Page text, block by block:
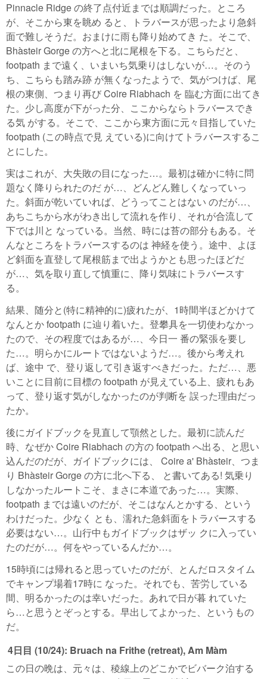
Pinnacle Ridge の終了点付近までは順調だった。ところ
が、そこから東を眺め ると、トラバースが思ったより急斜
面で難しそうだ。おまけに雨も降り始めてき た。そこで、
Bhàsteir Gorge の方へと北に尾根を下る。こちらだと、
footpath まで遠く、いまいち気乗りはしないが…。そのう
ち、こちらも踏み跡 が無くなったようで、気がつけば、尾
根の東側、つまり再び Coire Riabhach を 臨む方面に出てき
た。少し高度が下がった分、ここからならトラバースでき
る気 がする。そこで、ここから東方面に元々目指していた
footpath (この時点で見 えている)に向けてトラバースするこ
とにした。
実はこれが、大失敗の目になった…。最初は確かに特に問
題なく降りられたのだ が…、どんどん難しくなっていっ
た。斜面が乾いていれば、どうってことはない のだが…、
あちこちから水がわき出して流れを作り、それが合流して
下では川と なっている。当然、時には苔の部分もある。そ
んなところをトラバースするのは 神経を使う。途中、よほ
ど斜面を直登して尾根筋まで出ようかとも思ったほどだ
が…、気を取り直して慎重に、降り気味にトラバースす
る。
結果、随分と(特に精神的に)疲れたが、1時間半ほどかけて
なんとか footpath に辿り着いた。登攀具を一切使わなかっ
たので、その程度ではあるが…、今日一 番の緊張を要し
た…。明らかにルートではないようだ…。後から考えれ
ば、途中 で、登り返して引き返すべきだった。ただ…、悪
いことに目前に目標の footpath が見えている上、疲れもあ
って、登り返す気がしなかったのが判断を 誤った理由だっ
たか。
後にガイドブックを見直して顎然とした。最初に読んだ
時、なぜか Coire Riabhach の方の footpath へ出る、と思い
込んだのだが、ガイドブックには、 Coire a' Bhàsteir、つま
り Bhàsteir Gorge の方に北へ下る、 と書いてある! 気乗り
しなかったルートこそ、まさに本道であった…。実際、
footpath までは遠いのだが、そこはなんとかする、という
わけだった。少なく とも、濡れた急斜面をトラバースする
必要はない…。山行中もガイドブックはザッ クに入ってい
たのだが…。何をやっているんだか…。
15時頃には帰れると思っていたのだが、とんだロスタイム
でキャンプ場着17時に なった。それでも、苦労している
間、明るかったのは幸いだった。あれで日が暮 れていた
ら…と思うとぞっとする。早出してよかった、というもの
だ。
4日目 (10/24): Bruach na Frithe (retreat), Am Màm
この日の晩は、元々は、稜線上のどこかでビバーク泊する